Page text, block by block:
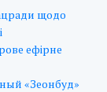
щодо
ефірне
«Зеонбуд»